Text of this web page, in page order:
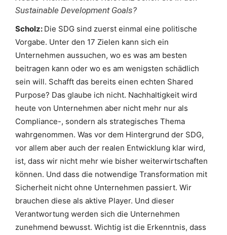
Sustainable Development Goals?
Scholz: Die SDG sind zuerst einmal eine politische
Vorgabe. Unter den 17 Zielen kann sich ein
Unternehmen aussuchen, wo es was am besten
beitragen kann oder wo es am wenigsten schädlich
sein will. Schafft das bereits einen echten Shared
Purpose? Das glaube ich nicht. Nachhaltigkeit wird
heute von Unternehmen aber nicht mehr nur als
Compliance-, sondern als strategisches Thema
wahrgenommen. Was vor dem Hintergrund der SDG,
vor allem aber auch der realen Entwicklung klar wird,
ist, dass wir nicht mehr wie bisher weiterwirtschaften
können. Und dass die notwendige Transformation mit
Sicherheit nicht ohne Unternehmen passiert. Wir
brauchen diese als aktive Player. Und dieser
Verantwortung werden sich die Unternehmen
zunehmend bewusst. Wichtig ist die Erkenntnis, dass